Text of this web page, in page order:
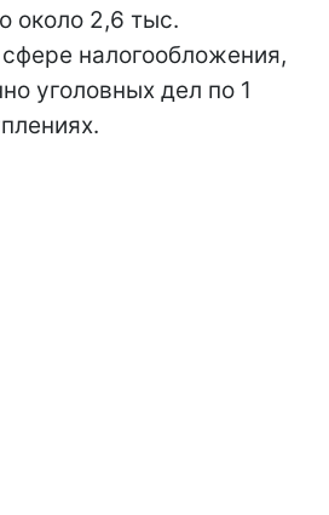
около 2,6 тыс.
налогообложения,
уголовных дел по 1